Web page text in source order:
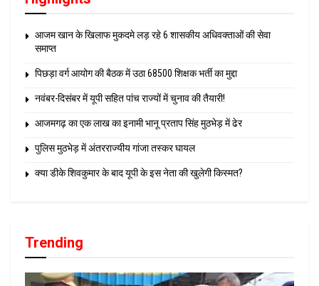
आजम खान के खिलाफ मुकदमे लड़ रहे 6 शासकीय अधिवक्ताओं की सेवा
समाप्त
पिछड़ा वर्ग आयोग की बैठक में उठा 68500 शिक्षक भर्ती का मुद्दा
नवंबर-दिसंबर में यूपी सहित पांच राज्यों में चुनाव की तैयारी!
आजमगढ़ का एक लाख का इनामी भानू प्रताप सिंह मुठभेड़ में ढेर
पुलिस मुठभेड़ में अंतरराज्यीय गांजा तस्कर घायल
क्या डीके शिवकुमार के बाद यूपी के इस नेता की खुलेगी किस्मत?
Trending